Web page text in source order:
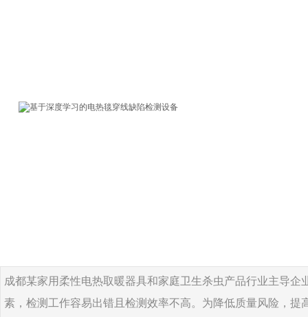
成都某家用柔性电热取暖器具和家庭卫生杀虫产品行业主导企
素，检测工作容易出错且检测效率不高。 为降低质量风险，提